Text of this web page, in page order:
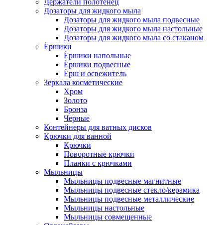
Держатели полотенец
Дозаторы для жидкого мыла
Дозаторы для жидкого мыла подвесные
Дозаторы для жидкого мыла настольные
Дозаторы для жидкого мыла со стаканом
Ёршики
Ёршики напольные
Ёршики подвесные
Ёрш и освежитель
Зеркала косметические
Хром
Золото
Бронза
Черные
Контейнеры для ватных дисков
Крючки для ванной
Крючки
Поворотные крючки
Планки с крючками
Мыльницы
Мыльницы подвесные магнитные
Мыльницы подвесные стекло/керамика
Мыльницы подвесные металлические
Мыльницы настольные
Мыльницы совмещенные